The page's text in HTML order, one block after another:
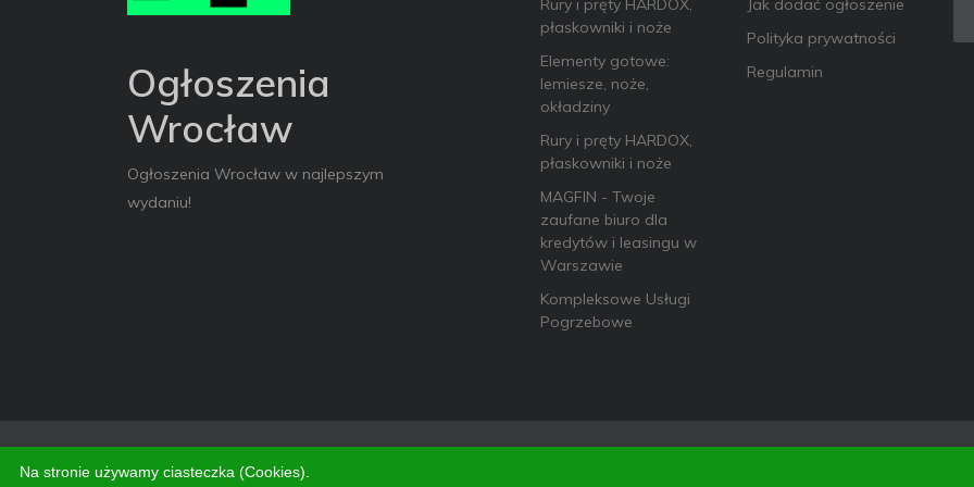
Ogłoszenia
Wrocław
Ogłoszenia Wrocław w najlepszym
wydaniu!
Rury i pręty HARDOX,
płaskowniki i noże
Elementy gotowe:
lemiesze, noże,
okładziny
Rury i pręty HARDOX,
płaskowniki i noże
MAGFIN - Twoje
zaufane biuro dla
kredytów i leasingu w
Warszawie
Kompleksowe Usługi
Pogrzebowe
Jak dodać ogłoszenie
Polityka prywatności
Regulamin
Na stronie używamy ciasteczka (Cookies).